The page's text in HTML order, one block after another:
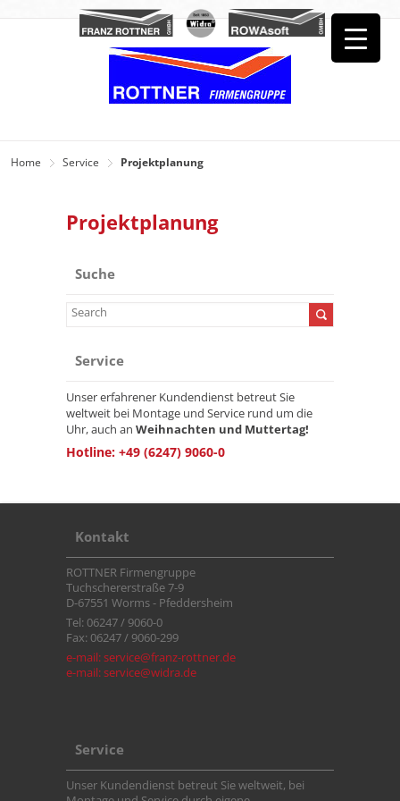
Home Service Projektplanung
Projektplanung
Suche
Service
Unser erfahrener Kundendienst betreut Sie
weltweit bei Montage und Service rund um die
Uhr, auch an Weihnachten und Muttertag!
Hotline: +49 (6247) 9060-0
Kontakt
ROTTNER Firmengruppe
Tuchschererstraße 7-9
D-67551 Worms - Pfeddersheim
Tel: 06247 / 9060-0
Fax: 06247 / 9060-299
e-mail: service@franz-rottner.de
e-mail: service@widra.de
Service
Unser Kundendienst betreut Sie weltweit, bei